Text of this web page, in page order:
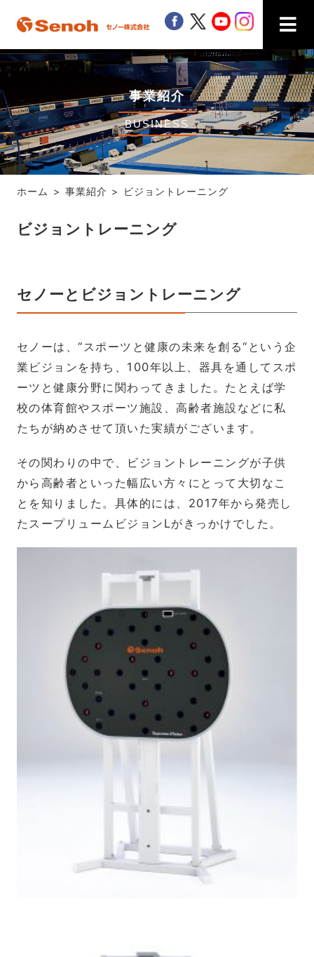
事業紹介
BUSINESS
ホーム 事業紹介 ビジョントレーニング
ビジョントレーニング
セノーとビジョントレーニング
セノーは、“スポーツと健康の未来を創る“という企
業ビジョンを持ち、100年以上、器具を通してスポ
ーツと健康分野に関わってきました。たとえば学
校の体育館やスポーツ施設、高齢者施設などに私
たちが納めさせて頂いた実績がございます。
その関わりの中で、ビジョントレーニングが子供
から高齢者といった幅広い方々にとって大切なこ
とを知りました。具体的には、2017年から発売し
たスープリュームビジョンLがきっかけでした。